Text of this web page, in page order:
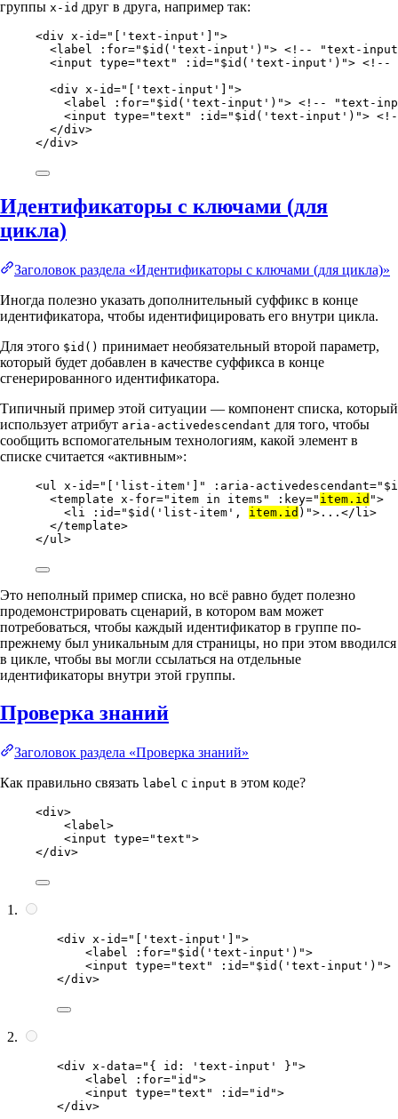
группы x-id друг в друга, например так:
<div x-id=" ['text-input'] ">
<label :for=" $id('text-input') "> <!-- "text-
<input type="text " :id=" $id('text-input') "> <!--
<div x-id=" ['text-input'] ">
<label :for=" $id('text-input') "> <!-- "text-
<input type="text " :id=" $id('text-input') ">
</div>
</div>
Идентификаторы с ключами (для
цикла)
Заголовок раздела «Идентификаторы с ключами (для цикла)»
Иногда полезно указать дополнительный суффикс в конце
идентификатора, чтобы идентифицировать его внутри цикла.
Для этого $id() принимает необязательный второй параметр,
который будет добавлен в качестве суффикса в конце
сгенерированного идентификатора.
Типичный пример этой ситуации — компонент списка, который
использует атрибут aria-activedescendant для того, чтобы
сообщить вспомогательным технологиям, какой элемент в
списке считается «активным»:
<ul x-id=" ['list-item'] " :aria-activedescendant="
<template x-for=" item in items " :key=" item.id ">
<li :id=" $id('list-item', item.id ) ">...</ li >
</template>
</ul >
Это неполный пример списка, но всё равно будет полезно
продемонстрировать сценарий, в котором вам может
потребоваться, чтобы каждый идентификатор в группе по-
прежнему был уникальным для страницы, но при этом вводился
в цикле, чтобы вы могли ссылаться на отдельные
идентификаторы внутри этой группы.
Проверка знаний
Заголовок раздела «Проверка знаний»
Как правильно связать label с input в этом коде?
<div>
<label >
<input type="text ">
</div>
<div x-id=" ['text-input'] ">
<label :for=" $id('text-input') ">
<input type="text " :id=" $id('text-input') ">
</div>
<div x-data=" { id: 'text-input' } ">
<label :for=" id ">
<input type="text " :id=" id ">
</div>